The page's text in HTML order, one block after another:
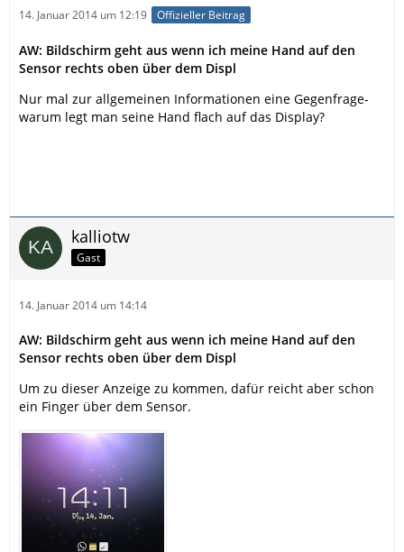
14. Januar 2014 um 12:19 Offizieller Beitrag
AW: Bildschirm geht aus wenn ich meine Hand auf den
Sensor rechts oben über dem Displ
Nur mal zur allgemeinen Informationen eine Gegenfrage-
warum legt man seine Hand flach auf das Display?
kalliotw
Gast
14. Januar 2014 um 14:14
AW: Bildschirm geht aus wenn ich meine Hand auf den
Sensor rechts oben über dem Displ
Um zu dieser Anzeige zu kommen, dafür reicht aber schon
ein Finger über dem Sensor.